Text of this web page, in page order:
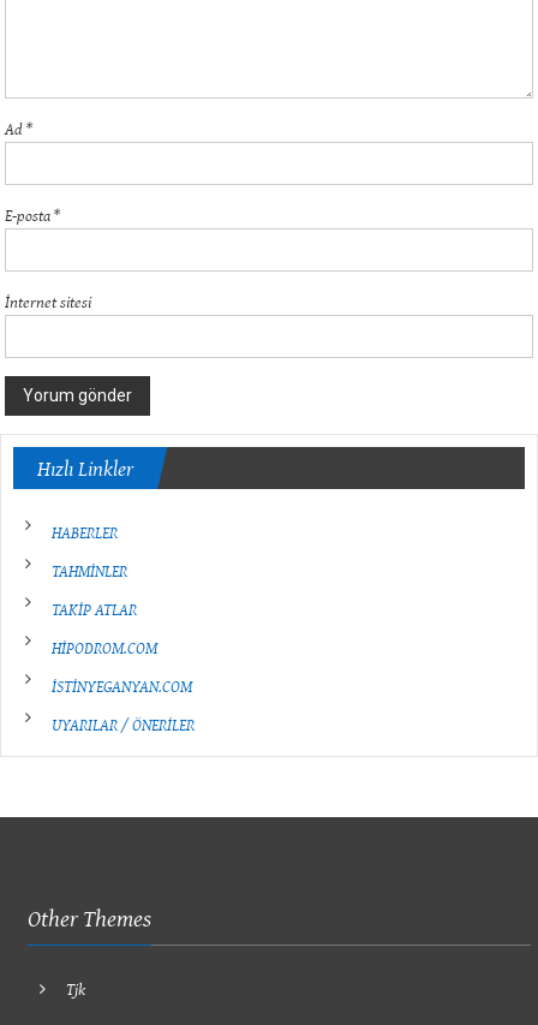
Ad*
E-posta*
İnternet sitesi
Hızlı Linkler
HABERLER
TAHMİNLER
TAKİP ATLAR
HİPODROM.COM
İSTİNYEGANYAN.COM
UYARILAR / ÖNERİLER
Other Themes
Tjk